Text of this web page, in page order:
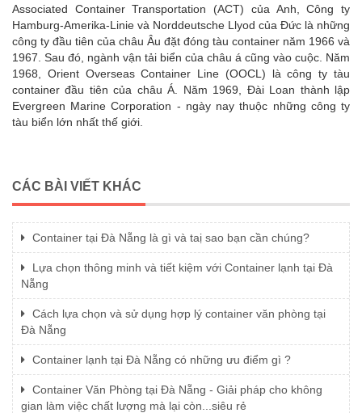
Associated Container Transportation (ACT) của Anh, Công ty
Hamburg-Amerika-Linie và Norddeutsche Llyod của Đức là những
công ty đầu tiên của châu Âu đặt đóng tàu container năm 1966 và
1967. Sau đó, ngành vận tải biển của châu á cũng vào cuộc. Năm
1968, Orient Overseas Container Line (OOCL) là công ty tàu
container đầu tiên của châu Á. Năm 1969, Đài Loan thành lập
Evergreen Marine Corporation - ngày nay thuộc những công ty
tàu biển lớn nhất thế giới.
CÁC BÀI VIẾT KHÁC
Container tại Đà Nẵng là gì và taị sao bạn cần chúng?
Lựa chọn thông minh và tiết kiệm với Container lạnh tại Đà
Nẵng
Cách lựa chọn và sử dụng hợp lý container văn phòng tại
Đà Nẵng
Container lạnh tại Đà Nẵng có những ưu điểm gì ?
Container Văn Phòng tại Đà Nẵng - Giải pháp cho không
gian làm việc chất lượng mà lại còn...siêu rẻ